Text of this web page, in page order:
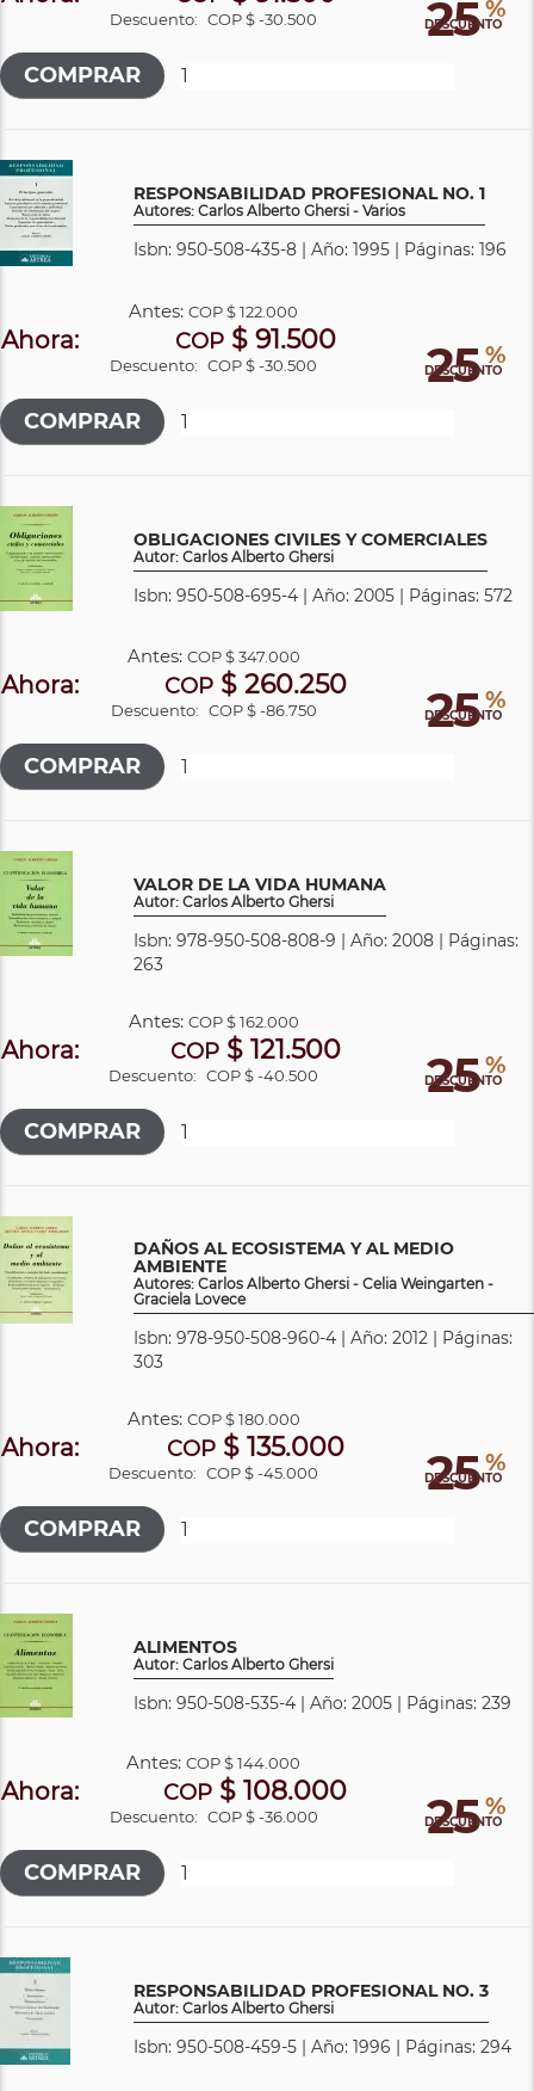
25 %
DESCUENTO
Descuento: COP $ -30.500
RESPONSABILIDAD PROFESIONAL NO. 1
Autores: Carlos Alberto Ghersi - Varios
Isbn: 950-508-435-8 | Año: 1995 | Páginas: 196
25 %
DESCUENTO
Antes:COP$ 122.000
Ahora: COP$ 91.500
Descuento: COP $ -30.500
OBLIGACIONES CIVILES Y COMERCIALES
Autor: Carlos Alberto Ghersi
Isbn: 950-508-695-4 | Año: 2005 | Páginas: 572
25 %
DESCUENTO
Antes: COP$ 347.000
Ahora: COP$ 260.250
Descuento: COP $ -86.750
VALOR DE LA VIDA HUMANA
Autor: Carlos Alberto Ghersi
Isbn: 978-950-508-808-9 | Año: 2008 | Páginas:
263
25 %
DESCUENTO
Antes: COP$ 162.000
Ahora: COP$ 121.500
Descuento: COP $ -40.500
DAÑOS AL ECOSISTEMA Y AL MEDIO
AMBIENTE
Autores: Carlos Alberto Ghersi - Celia Weingarten -
Graciela Lovece
Isbn: 978-950-508-960-4 | Año: 2012 | Páginas:
303
25 %
DESCUENTO
Antes: COP$ 180.000
Ahora: COP$ 135.000
Descuento: COP $ -45.000
ALIMENTOS
Autor: Carlos Alberto Ghersi
Isbn: 950-508-535-4 | Año: 2005 | Páginas: 239
25 %
DESCUENTO
Antes:COP$ 144.000
Ahora: COP $ 108.000
Descuento: COP $ -36.000
RESPONSABILIDAD PROFESIONAL NO. 3
Autor: Carlos Alberto Ghersi
Isbn: 950-508-459-5 | Año: 1996 | Páginas: 294